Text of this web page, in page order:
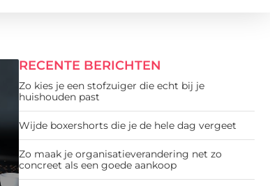
RECENTE BERICHTEN
Zo kies je een stofzuiger die echt bij je
huishouden past
Wijde boxershorts die je de hele dag vergeet
Zo maak je organisatieverandering net zo
concreet als een goede aankoop